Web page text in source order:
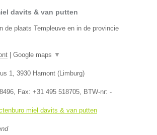
davits & van putten
de plaats Templeuve en in de provincie
Google maps ▼
1, 3930 Hamont (Limburg)
, Fax: +31 495 518705, BTW-nr: -
miel davits & van putten